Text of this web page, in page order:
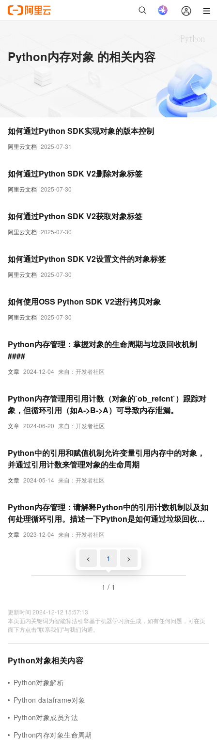
Python内存对象 的相关内容
阿里云文档 2025-07-31
如何通过Python SDK实现对象的版本控制
阿里云文档 2025-07-30
如何通过Python SDK V2删除对象标签
阿里云文档 2025-07-30
如何通过Python SDK V2获取对象标签
阿里云文档 2025-07-30
如何通过Python SDK V2设置文件的对象标签
阿里云文档 2025-07-30
如何使用OSS Python SDK V2进行拷贝对象
文章 2024-12-04 来自：开发者社区
Python内存管理：掌握对象的生命周期与垃圾回收机制
####
文章 2024-06-20 来自：开发者社区
Python内存管理用引用计数（对象的`ob_refcnt`）跟踪对
象，但循环引用（如A->B->A）可导致内存泄漏。
文章 2024-05-14 来自：开发者社区
Python中的引用和赋值机制允许变量引用内存中的对象，
并通过引用计数来管理对象的生命周期
文章 2023-12-04 来自：开发者社区
Python内存管理：请解释Python中的引用计数机制以及如
何处理循环引用。描述一下Python是如何通过垃圾回收来
释放不再使用的对象内存的。
< 1 >
1 / 1
更新时间 2024-12-12 15:57:13
本页面内关键词为智能算法引擎基于机器学习所生成，如有任何问题，可在页
面下方点击"联系我们"与我们沟通。
Python对象相关内容
Python对象解析
Python dataframe对象
Python对象成员方法
Python内存对象生命周期